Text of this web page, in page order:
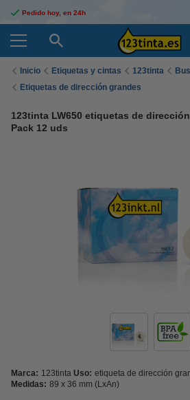
Pedido hoy, en 24h
Inicio Etiquetas y cintas 123tinta
Etiquetas de dirección grandes
123tinta LW650 etiquetas de
Pack 12 uds
Marca: 123tinta Uso: etiqueta de dirección
Medidas: 89 x 36 mm (LxAn)